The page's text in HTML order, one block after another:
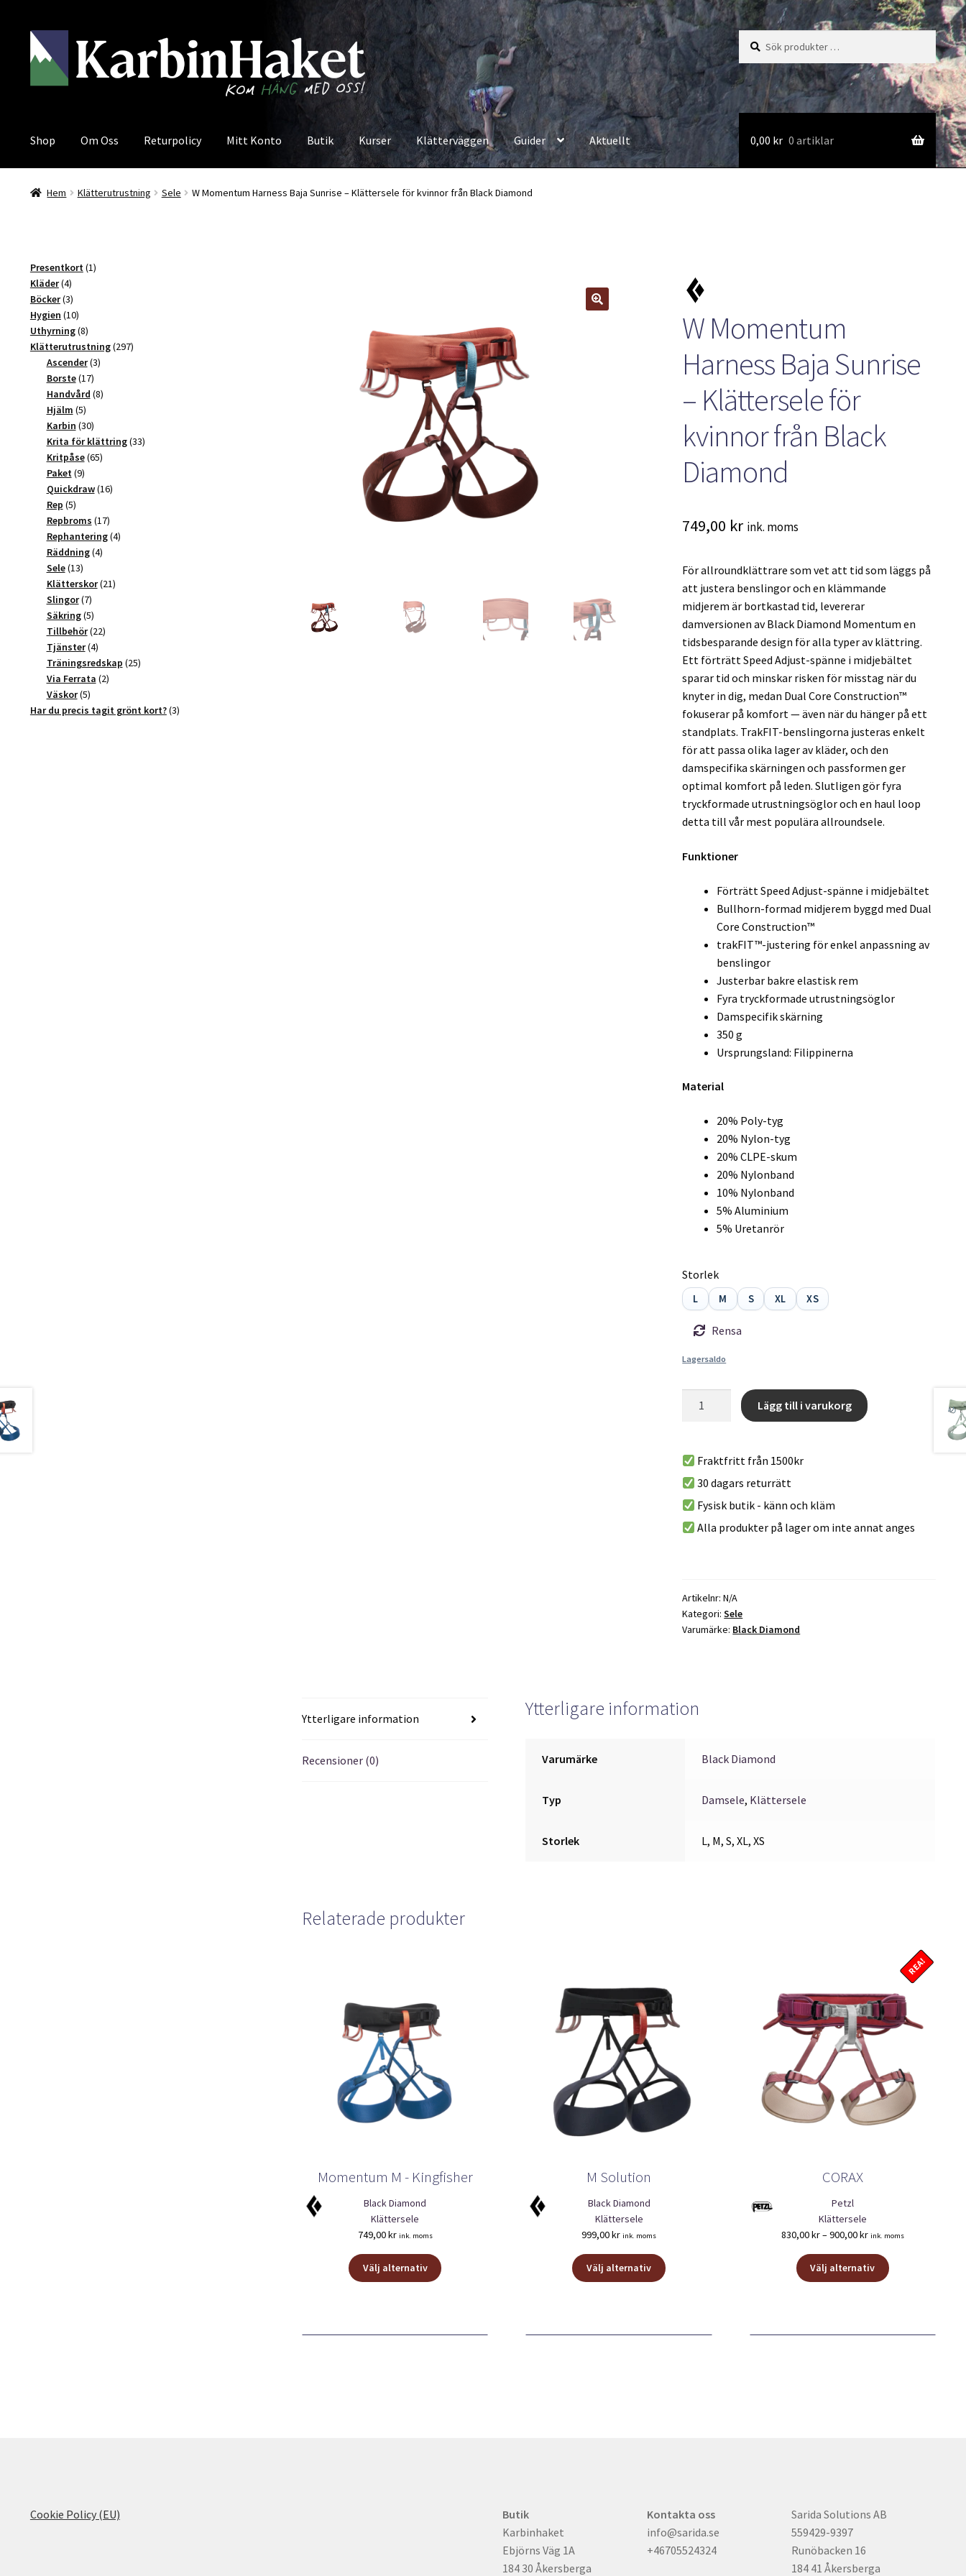
Hoppa
till
navigering
Hoppa
till
innehåll
Sök
efter:
Sök
Shop Om Oss Returpolicy Mitt Konto Butik Kurser Klätterväggen Guider Aktuellt 0,00 kr 0 artiklar
Hem Klätterutrustning Sele W Momentum Harness Baja Sunrise – Klättersele för kvinnor från Black Diamond
W Momentum
Harness Baja Sunrise
– Klättersele för
kvinnor från Black
Diamond
749,00 kr ink. moms
För allroundklättrare som vet att tid som läggs på
att justera benslingor och en klämmande
midjerem är bortkastad tid, levererar
damversionen av Black Diamond Momentum en
tidsbesparande design för alla typer av klättring.
Ett förträtt Speed Adjust-spänne i midjebältet
sparar tid och minskar risken för misstag när du
knyter in dig, medan Dual Core Construction™
fokuserar på komfort — även när du hänger på ett
standplats. TrakFIT-benslingorna justeras enkelt
för att passa olika lager av kläder, och den
damspecifika skärningen och passformen ger
optimal komfort på leden. Slutligen gör fyra
tryckformade utrustningsöglor och en haul loop
detta till vår mest populära allroundsele.
Funktioner
Förträtt Speed Adjust-spänne i midjebältet
Bullhorn-formad midjerem byggd med Dual
Core Construction™
trakFIT™-justering för enkel anpassning av
benslingor
Justerbar bakre elastisk rem
Fyra tryckformade utrustningsöglor
Damspecifik skärning
350 g
Ursprungsland: Filippinerna
Material
20% Poly-tyg
20% Nylon-tyg
20% CLPE-skum
20% Nylonband
10% Nylonband
5% Aluminium
5% Uretanrör
Storlek
L M S XL XS
Rensa
Lagersaldo
Baja
Sunrise
-
Klättersele
för
Diamond
mängd
Lägg till i varukorg
t
e
r
n
v
e
:
Fraktfritt från 1500kr
30 dagars returrätt
Fysisk butik - känn och kläm
Alla produkter på lager om inte annat anges
Artikelnr:N/A
Kategori:Sele
Varumärke: Black Diamond
Ytterligare information
Recensioner (0)
Ytterligare information
Varumärke Black Diamond
Typ Damsele, Klättersele
Storlek L, M, S, XL, XS
Relaterade produkter
Momentum M - Kingfisher
Black Diamond
Klättersele
749,00kr ink. moms
Välj alternativ
Den
M Solution
Black Diamond
Klättersele
999,00kr ink. moms
Välj alternativ
Den
här
CORAX
Petzl
Klättersele
REA!
830,00kr–900,00krPrisintervall:
till
900,00 kr
ink. moms
Välj alternativ
Den
Presentkort 11
Kläder 44
produkter
Böcker 33
produkter
Hygien 1010
produkter
Uthyrning 88
produkter
Klätterutrustning 297297
Ascender 33
Borste 1717
produkter
Handvård 88
Hjälm 55
produkter
Karbin 3030
produkter
Krita för klättring 3333
Kritpåse 6565
Paket 99
produkter
Quickdraw 1616
Rep 55
produkter
Repbroms 1717
produkter
Rephantering 44
Räddning 44
Sele 1313
produkter
Klätterskor 2121
Slingor 77
produkter
Säkring 55
produkter
Tillbehör 2222
Tjänster 44
produkter
Träningsredskap 2525
Via Ferrata 22
Väskor 55
produkter
Har du precis tagit grönt kort? 33
Cookie Policy (EU)
Butik
Karbinhaket
Ebjörns Väg 1A
184 30 Åkersberga
Kontakta oss
info@sarida.se
+46705524324
Sarida Solutions AB
559429-9397
Runöbacken 16
184 41 Åkersberga